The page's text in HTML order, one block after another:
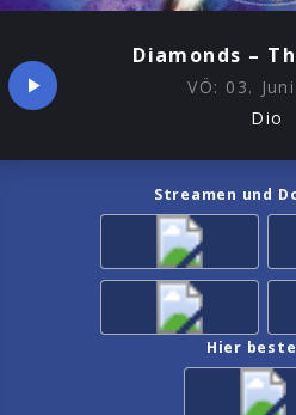
Diamonds –
VÖ: 03.
Dio
Streamen und
Hier